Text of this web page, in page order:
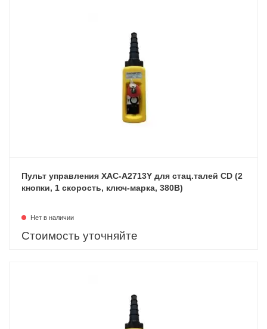
Пульт управления XAC-A2713Y для стац.талей CD (2
кнопки, 1 скорость, ключ-марка, 380В)
Нет в наличии
Стоимость уточняйте